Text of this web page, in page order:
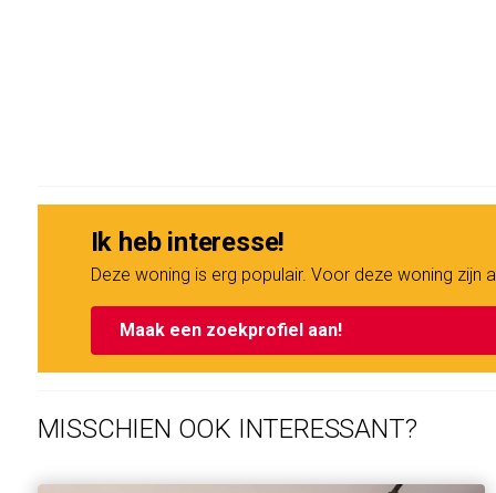
Ik heb interesse!
Deze woning is erg populair. Voor deze woning
Maak een zoekprofiel aan!
MISSCHIEN OOK INTERESSANT?